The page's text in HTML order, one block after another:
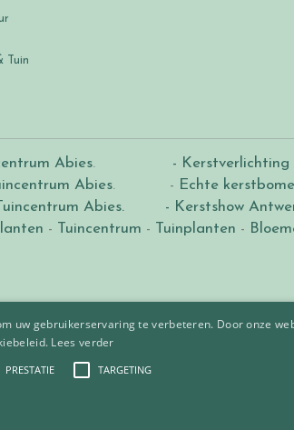
Tuin
Abies.
- Kerstverlichting
Abies. - Echte
Abies.
- Kerstshow
- Tuincentrum - Tuinplanten -
uw gebruikerservaring te verbeteren. Door onze
Lees verder
PRESTATIE TARGETING